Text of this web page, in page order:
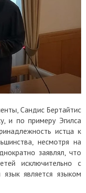
Сандис Бертайтис
и по примеру Эгилса
истца к
несмотря на
заявлял, что
исключительно с
является языком